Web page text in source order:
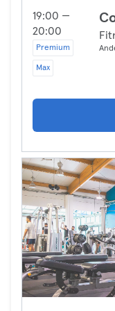
19:00 —
20:00
Premium
Max